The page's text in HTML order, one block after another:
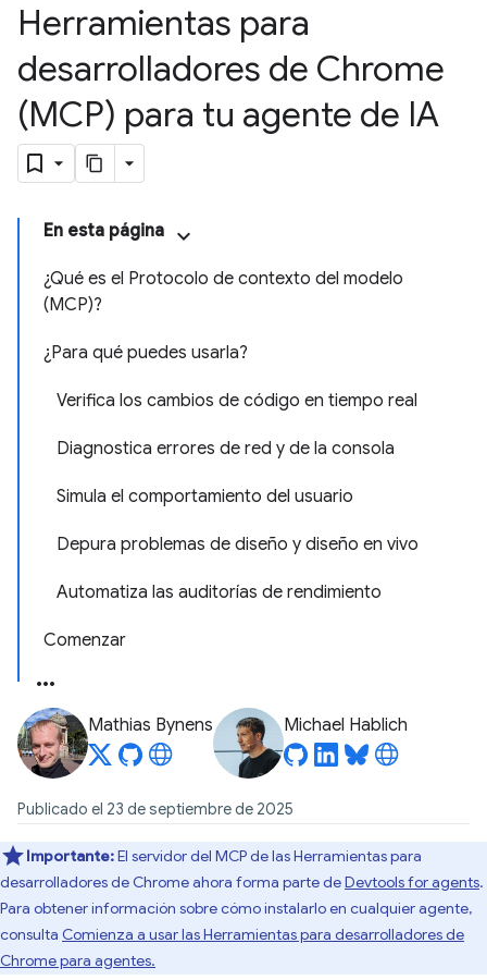
Herramientas para
desarrolladores de Chrome
(MCP) para tu agente de IA
En esta página
¿Qué es el Protocolo de contexto del modelo
(MCP)?
¿Para qué puedes usarla?
Verifica los cambios de código en tiempo real
Diagnostica errores de red y de la consola
Simula el comportamiento del usuario
Depura problemas de diseño y diseño en vivo
Automatiza las auditorías de rendimiento
Comenzar
Mathias Bynens Michael Hablich
Publicado el 23 de septiembre de 2025
Importante:El servidor del MCP de las Herramientas para
desarrolladores de Chrome ahora forma parte deDevtools for agents.
Para obtener información sobre cómo instalarlo en cualquier agente,
consulta Comienza a usar las Herramientas para desarrolladores de
Chrome para agentes.